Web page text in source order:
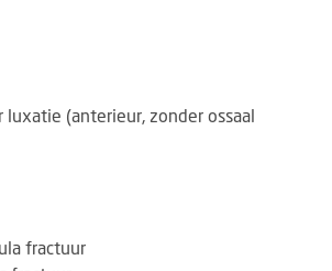
luxatie (anterieur, zonder ossaal
fractuur